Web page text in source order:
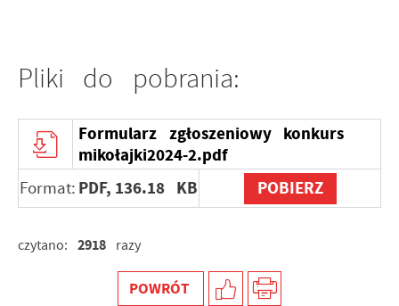
Pliki do pobrania:
Formularz zgłoszeniowy konkurs
mikołajki2024-2.pdf
Format: PDF, 136.18 KB POBIERZ
czytano: 2918 razy
POWRÓT